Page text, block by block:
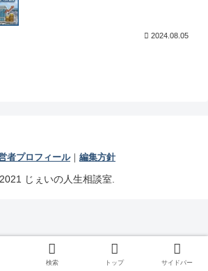
2024.08.05
者プロフィール｜ 編集方針
じぇいの人生相談室.
検索 トップ サイドバー